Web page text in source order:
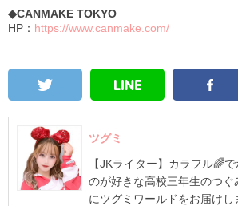
◆CANMAKE TOKYO
HP： https://www.canmake.com/
ツグミ
【JKライター】カラフル🌈
のが好きな高校三年生のつ
にツグミワールドをお届け